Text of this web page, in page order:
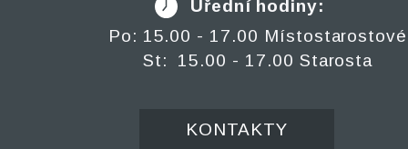
Úřední hodiny:
Po: 15.00 - 17.00 Místostarostové
St: 15.00 - 17.00 Starosta
KONTAKTY